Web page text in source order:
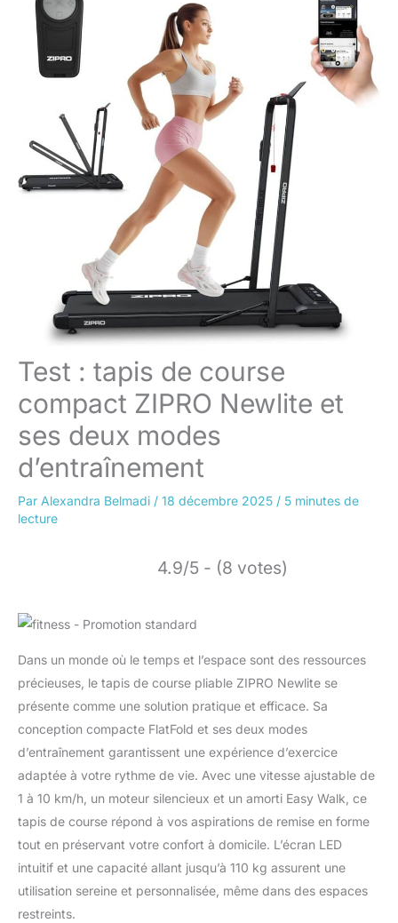
Test : tapis de course
compact ZIPRO Newlite et
ses deux modes
d’entraînement
Par Alexandra Belmadi / 18 décembre 2025 / 5 minutes de
lecture
4.9/5 - (8 votes)
Dans un monde où le temps et l’espace sont des ressources
précieuses, le tapis de course pliable ZIPRO Newlite se
présente comme une solution pratique et efficace. Sa
conception compacte FlatFold et ses deux modes
d’entraînement garantissent une expérience d’exercice
adaptée à votre rythme de vie. Avec une vitesse ajustable de
1 à 10 km/h, un moteur silencieux et un amorti Easy Walk, ce
tapis de course répond à vos aspirations de remise en forme
tout en préservant votre confort à domicile. L’écran LED
intuitif et une capacité allant jusqu’à 110 kg assurent une
utilisation sereine et personnalisée, même dans des espaces
restreints.